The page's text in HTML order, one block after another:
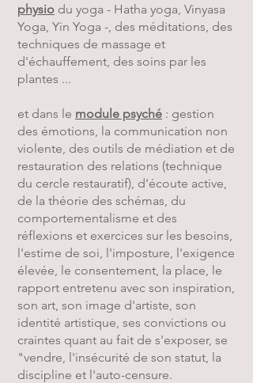
physio du yoga - Hatha yoga, Vinyasa
Yoga, Yin Yoga -, des méditations, des
techniques de massage et
d'échauffement, des soins par les
plantes ...
et dans le module psyché : gestion
des émotions, la communication non
violente, des outils de médiation et de
restauration des relations (technique
du cercle restauratif), d'écoute active,
de la théorie des schémas, du
comportementalisme et des
réflexions et exercices sur les besoins,
l'estime de soi, l'imposture, l'exigence
élevée, le consentement, la place, le
rapport entretenu avec son inspiration,
son art, son image d'artiste, son
identité artistique, ses convictions ou
craintes quant au fait de s'exposer, se
"vendre, l'insécurité de son statut, la
discipline et l'auto-censure.